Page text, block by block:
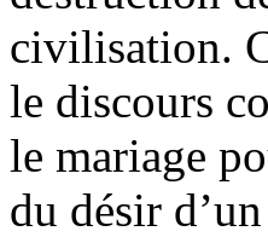
civilisation.
le discours
le mariage
du désir